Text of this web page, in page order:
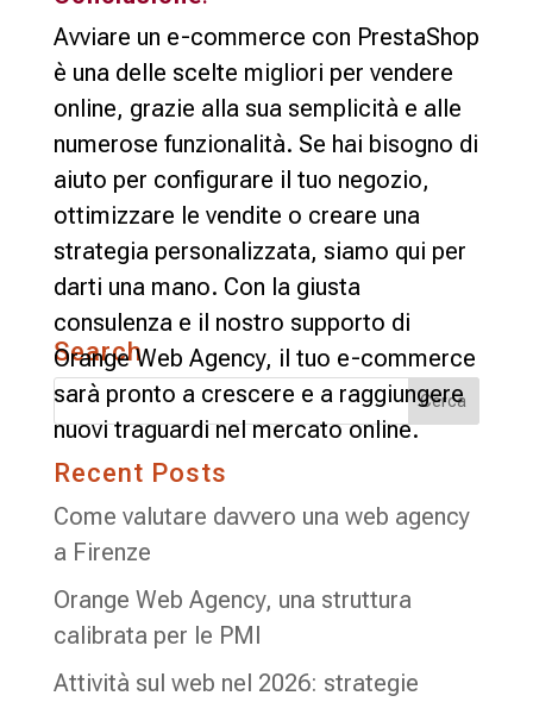
Avviare un e-commerce con PrestaShop
è una delle scelte migliori per vendere
online, grazie alla sua semplicità e alle
numerose funzionalità. Se hai bisogno di
aiuto per configurare il tuo negozio,
ottimizzare le vendite o creare una
strategia personalizzata, siamo qui per
darti una mano. Con la giusta
consulenza e il nostro supporto di
Orange Web Agency, il tuo e-commerce
sarà pronto a crescere e a raggiungere
nuovi traguardi nel mercato online.
Search
Recent Posts
Come valutare davvero una web agency
a Firenze
Orange Web Agency, una struttura
calibrata per le PMI
Attività sul web nel 2026: strategie